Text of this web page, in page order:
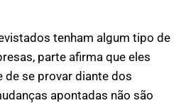
tenham algum tipo de
parte afirma que eles
de se provar diante dos
apontadas não são